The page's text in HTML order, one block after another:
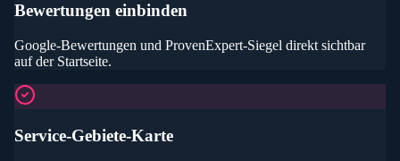
Bewertungen einbinden
Google-Bewertungen und ProvenExpert-Siegel direkt sichtbar
auf der Startseite.
Service-Gebiete-Karte